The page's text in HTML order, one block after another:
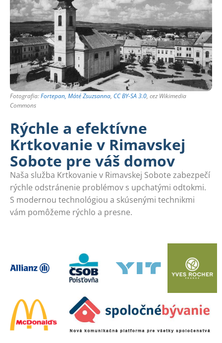
Fotografia:Fortepan, Máté Zsuzsanna, CC BY-SA 3.0, cez Wikimedia
Commons
Rýchle a efektívne
Krtkovanie v Rimavskej
Sobote pre váš domov
Naša služba Krtkovanie v Rimavskej Sobote zabezpečí
rýchle odstránenie problémov s upchatými odtokmi.
S modernou technológiou a skúsenými technikmi
vám pomôžeme rýchlo a presne.